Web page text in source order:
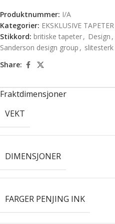
Produktnummer: I/A
Kategorier: EKSKLUSIVE TAPETER
Stikkord: britiske tapeter, Design ,
Sanderson design group , slitesterk
Share:
Fraktdimensjoner
VEKT
DIMENSJONER
FARGER PENJING INK